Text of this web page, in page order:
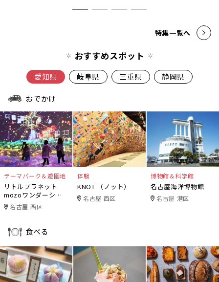
特集一覧へ
おすすめスポット
愛知県 岐阜県 三重県 静岡県
おでかけ
テーマパーク＆遊園地
リトルプラネット
mozoワンダーシテ
ィ 名古屋 西区
体験
KNOT （ノット）
名古屋 西区
博物館＆科学館
名古屋海洋博物館
名古屋 港区
食べる